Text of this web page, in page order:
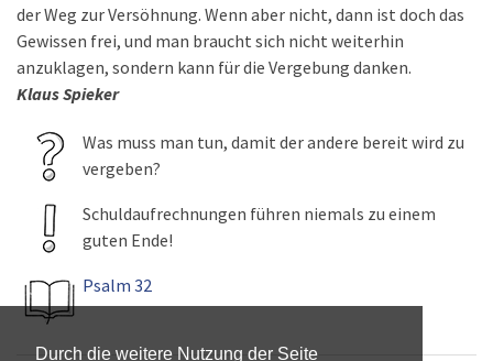
Durch die weitere Nutzung der Seite
der Weg zur Versöhnung. Wenn aber nicht, dann ist doch das
Gewissen frei, und man braucht sich nicht weiterhin
anzuklagen, sondern kann für die Vergebung danken.
Klaus Spieker
Was muss man tun, damit der andere bereit wird zu
vergeben?
Schuldaufrechnungen führen niemals zu einem
guten Ende!
Psalm 32